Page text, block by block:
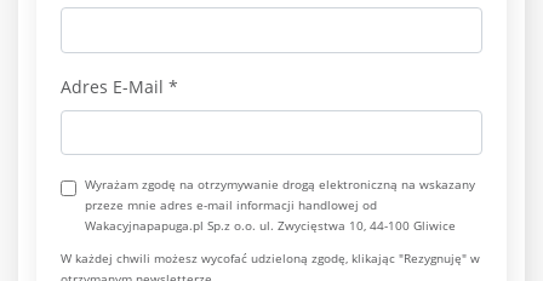
Adres E-Mail *
Wyrażam zgodę na otrzymywanie drogą elektroniczną na wskazany
przeze mnie adres e-mail informacji handlowej od
Wakacyjnapapuga.pl Sp.z o.o. ul. Zwycięstwa 10, 44-100 Gliwice
W każdej chwili możesz wycofać udzieloną zgodę, klikając "Rezygnuję" w